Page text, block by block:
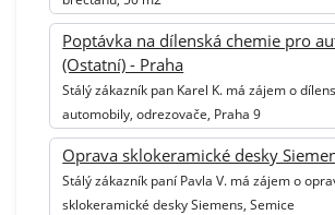
Poptávka na dílenská chemie pro
(Ostatní) - Praha
Stálý zákazník pan Karel K. má zájem o
automobily, odrezovače, Praha 9
Oprava sklokeramické desky
Stálý zákazník paní Pavla V. má zájem o
sklokeramické desky Siemens, Semice